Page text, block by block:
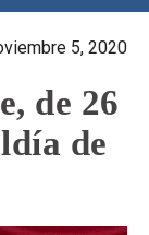
5, 2020
de 26
de